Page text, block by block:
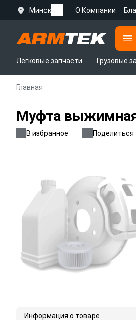
Минск О Компании
Легковые запчасти
Грузовые
Главная
Муфта выжимная
В избранное Поделиться
Информация о товаре